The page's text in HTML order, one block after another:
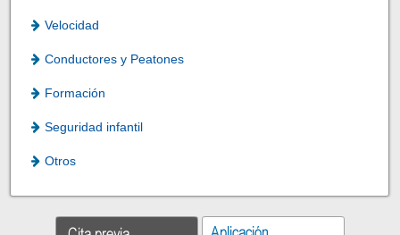
Velocidad
Conductores y Peatones
Formación
Seguridad infantil
Otros